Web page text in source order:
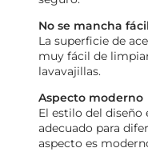
No se mancha
La superficie de
muy fácil de
lavavajillas.
Aspecto moderno
El estilo del diseño
adecuado para
aspecto es